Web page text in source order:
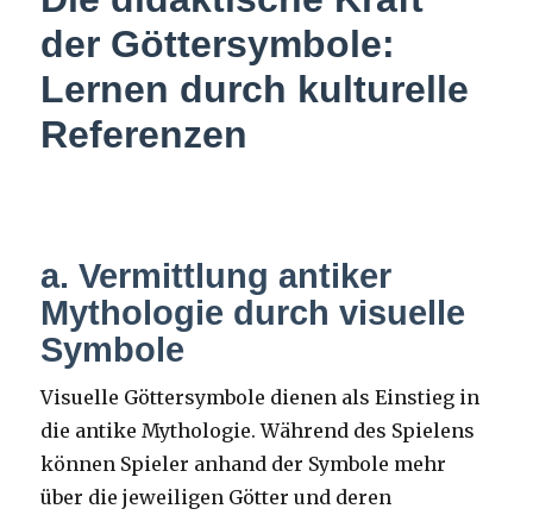
der Göttersymbole:
Lernen durch kulturelle
Referenzen
a. Vermittlung antiker
Mythologie durch visuelle
Symbole
Visuelle Göttersymbole dienen als Einstieg in
die antike Mythologie. Während des Spielens
können Spieler anhand der Symbole mehr
über die jeweiligen Götter und deren